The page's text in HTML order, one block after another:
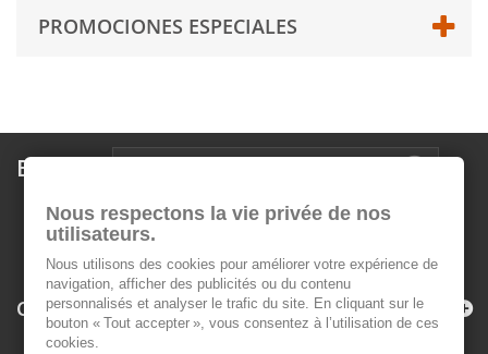
PROMOCIONES ESPECIALES
Boletín
Categorías
Nous respectons la vie privée de nos
utilisateurs.
Nous utilisons des cookies pour améliorer votre expérience de
navigation, afficher des publicités ou du contenu
personnalisés et analyser le trafic du site. En cliquant sur le
bouton « Tout accepter », vous consentez à l’utilisation de ces
cookies.